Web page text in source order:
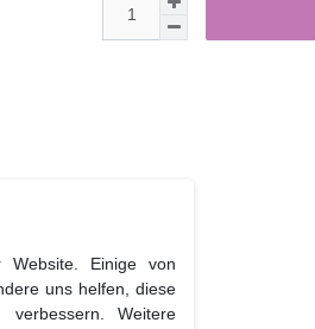
Website. Einige von
uns helfen, diese
Weitere